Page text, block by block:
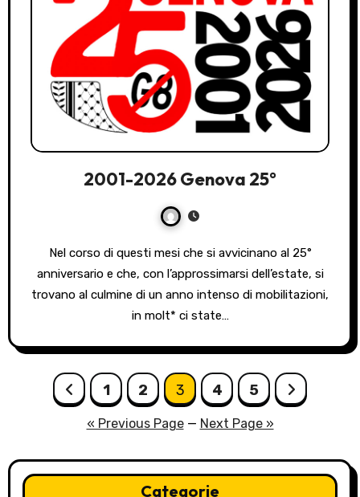
2001-2026 Genova 25°
Nel corso di questi mesi che si avvicinano al 25°
anniversario e che, con l’approssimarsi dell’estate, si
trovano al culmine di un anno intenso di mobilitazioni,
in molt* ci state…
Posts
pagination
1 2 3 4 5
« Previous Page— Next Page »
Categorie